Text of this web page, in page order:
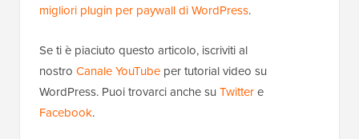
migliori plugin per paywall di WordPress.
Se ti è piaciuto questo articolo, iscriviti al
nostro Canale YouTube per tutorial video su
WordPress. Puoi trovarci anche su Twittere
Facebook.